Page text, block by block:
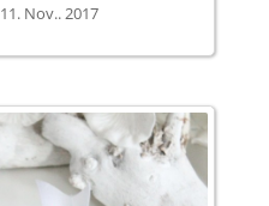
11. Nov.. 2017